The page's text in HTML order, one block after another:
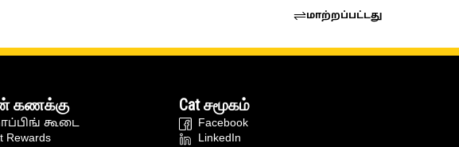
மாற்றப்பட்டது
கணக்கு
கூடை
Rewards
Cat சமூகம்
Facebook
LinkedIn